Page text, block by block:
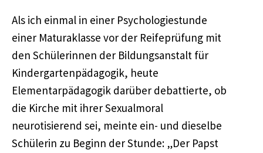
Als ich einmal in einer Psychologiestunde
einer Maturaklasse vor der Reifeprüfung mit
den Schülerinnen der Bildungsanstalt für
Kindergartenpädagogik, heute
Elementarpädagogik darüber debattierte, ob
die Kirche mit ihrer Sexualmoral
neurotisierend sei, meinte ein- und dieselbe
Schülerin zu Beginn der Stunde: „Der Papst